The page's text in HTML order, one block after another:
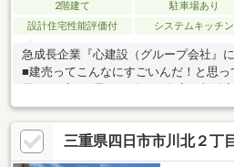
2階建て 駐車場あり
設計住宅性能評価付
システムキッチン
急成長企業『心建設（グループ会社』
■建売ってこんなにすごいんだ！と思
ん！→ぜひ間取をご覧くださいタンス
ードが付いています！（ごみ箱目隠し
ン人工大理石テーブル板に、食洗機付
面焼き機能付き〇１・２階洗面化粧台
三重県四日市市川北２丁